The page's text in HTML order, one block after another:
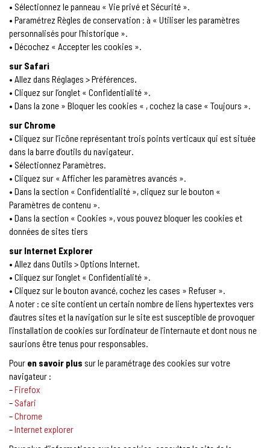
• Sélectionnez le panneau « Vie privé et Sécurité ».
• Paramétrez Règles de conservation : à « Utiliser les paramètres
personnalisés pour l’historique ».
• Décochez « Accepter les cookies ».
sur Safari
• Allez dans Réglages > Préférences.
• Cliquez sur l’onglet « Confidentialité ».
• Dans la zone » Bloquer les cookies « , cochez la case « Toujours ».
sur Chrome
• Cliquez sur l’icône représentant trois points verticaux qui est située
dans la barre d’outils du navigateur.
• Sélectionnez Paramètres.
• Cliquez sur « Afficher les paramètres avancés ».
• Dans la section « Confidentialité », cliquez sur le bouton «
Paramètres de contenu ».
• Dans la section « Cookies », vous pouvez bloquer les cookies et
données de sites tiers
sur Internet Explorer
• Allez dans Outils > Options Internet.
• Cliquez sur l’onglet « Confidentialité ».
• Cliquez sur le bouton avancé, cochez les cases » Refuser ».
A noter : ce site contient un certain nombre de liens hypertextes vers
d’autres sites et la navigation sur le site est susceptible de provoquer
l’installation de cookies sur l’ordinateur de l’internaute et dont nous ne
saurions être tenus pour responsables.
Pour en savoir plus sur le paramétrage des cookies sur votre
navigateur :
–Firefox
– Safari
–Chrome
–Internet explorer